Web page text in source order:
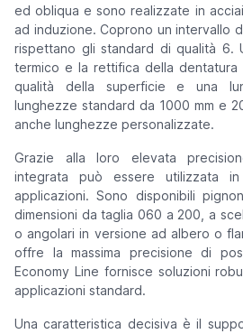
ed obliqua e sono realizzate in
ad induzione. Coprono un intervallo
rispettano gli standard di qualità 6.
termico e la rettifica della dentatura
qualità della superficie e una
lunghezze standard da 1000 mm e
anche lunghezze personalizzate.
Grazie alla loro elevata
integrata può essere utilizzata
applicazioni. Sono disponibili
dimensioni da taglia 060 a 200, a
o angolari in versione ad albero o
offre la massima precisione di
Economy Line fornisce soluzioni
applicazioni standard.
Una caratteristica decisiva è il